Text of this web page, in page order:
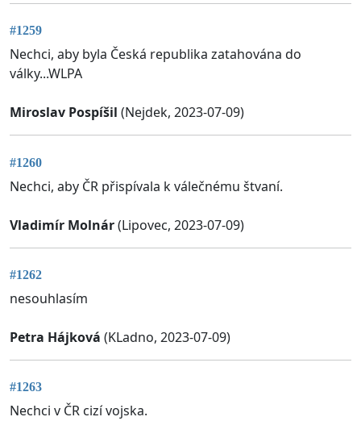
#1259
Nechci, aby byla Česká republika zatahována do
války...WLPA
Miroslav Pospíšil (Nejdek, 2023-07-09)
#1260
Nechci, aby ČR přispívala k válečnému štvaní.
Vladimír Molnár(Lipovec, 2023-07-09)
#1262
nesouhlasím
Petra Hájková (KLadno, 2023-07-09)
#1263
Nechci v ČR cizí vojska.